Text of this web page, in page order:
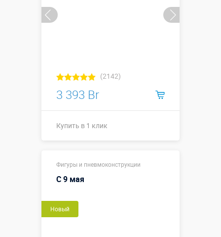
(2142)
3 393 Br
Купить в 1 клик
Фигуры и пневмоконструкции
С 9 мая
Новый